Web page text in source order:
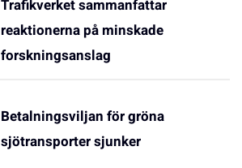
Trafikverket sammanfattar
reaktionerna på minskade
forskningsanslag
Betalningsviljan för gröna
sjötransporter sjunker